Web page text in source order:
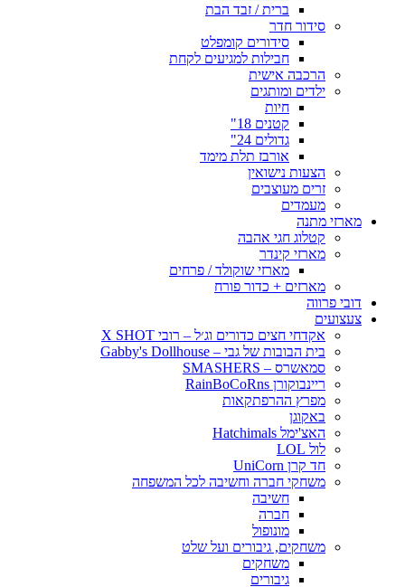
ברית / זבד הבת
סידור חדר
סידורים קומפלט
חבילות למגיעים לקחת
הרכבה אישית
ילדים ומותגים
חיות
קטנים 18"
גדולים 24"
אורבז תלת מימד
הצעות נישואין
זרים מעוצבים
מעמדים
מארזי מתנה
קטלוג חגי אהבה
מארזי קינדר
מארזי שוקולד / פרחים
מארזים + כדור פורח
דובי פרווה
צעצועים
אקדחי חצים כדורים וג׳ל – רובי X SHOT
בית הבובות של גבי – Gabby's Dollhouse
סמאשרס – SMASHERS
ריינבוקורן RainBoCoRns
מפרץ ההרפתקאות
באקוגן
האצ'ימל Hatchimals
לול LOL
חד קרן UniCorn
משחקי חברה וחשיבה לכל המשפחה
חשיבה
חברה
מונופול
משחקים, גיבורים ועל שלט
משחקים
גיבורים